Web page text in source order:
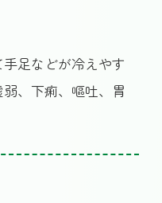
足などが冷えやす
、下痢、嘔吐、胃